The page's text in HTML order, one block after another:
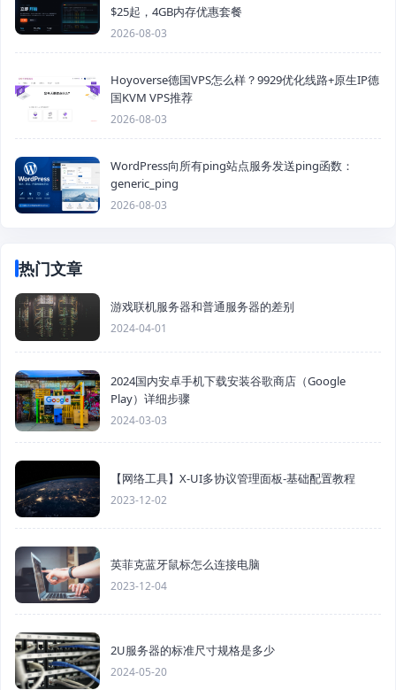
$25起，4GB内存优惠套餐
2026-08-03
Hoyoverse德国VPS怎么样？9929优化线路+原生IP德
国KVM VPS推荐
2026-08-03
WordPress向所有ping站点服务发送ping函数：
generic_ping
2026-08-03
热门文章
游戏联机服务器和普通服务器的差别
2024-04-01
2024国内安卓手机下载安装谷歌商店（Google
Play）详细步骤
2024-03-03
【网络工具】X-UI多协议管理面板-基础配置教程
2023-12-02
英菲克蓝牙鼠标怎么连接电脑
2023-12-04
2U服务器的标准尺寸规格是多少
2024-05-20